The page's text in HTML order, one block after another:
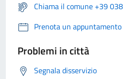
Chiama il comune +39
Prenota un appuntamento
Problemi in città
Segnala disservizio